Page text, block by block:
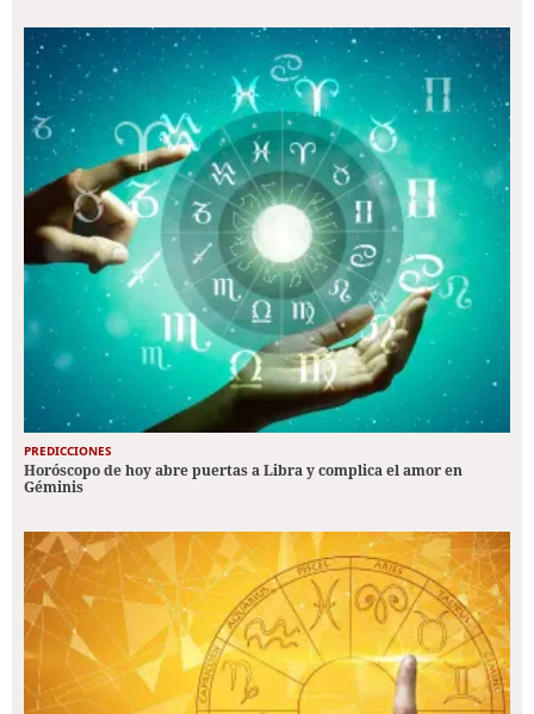
PREDICCIONES
Horóscopo de hoy abre puertas a Libra y complica el amor en
Géminis